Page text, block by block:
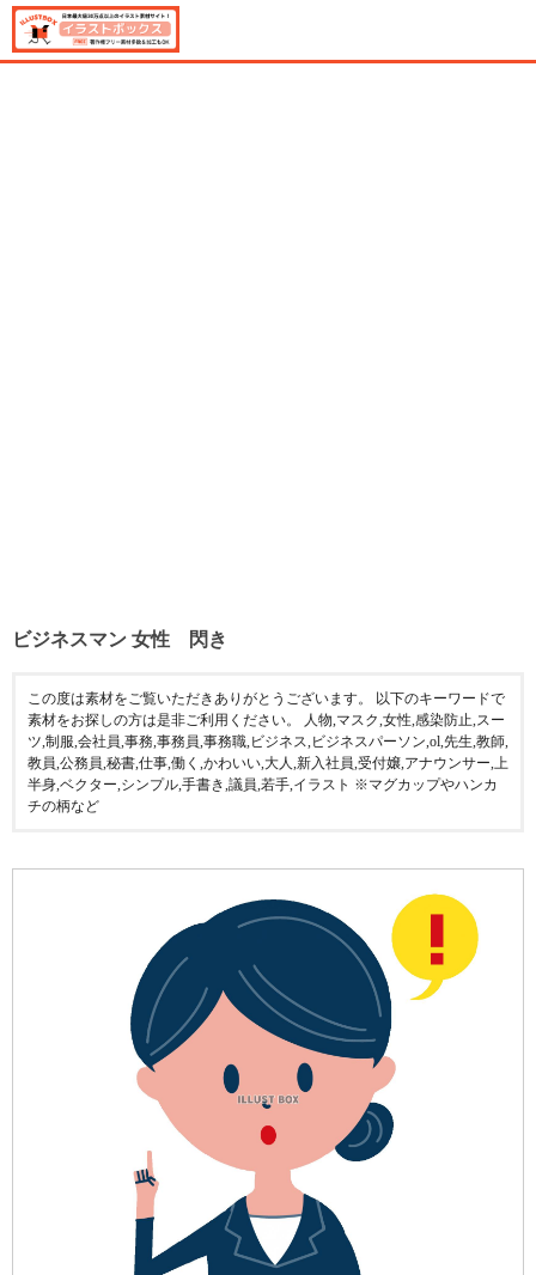
ビジネスマン 女性 閃き
この度は素材をご覧いただきありがとうございます。 以下のキーワードで
素材をお探しの方は是非ご利用ください。 人物,マスク,女性,感染防止,スー
ツ,制服,会社員,事務,事務員,事務職,ビジネス,ビジネスパーソン,ol,先生,教師,
教員,公務員,秘書,仕事,働く,かわいい,大人,新入社員,受付嬢,アナウンサー,上
半身,ベクター,シンプル,手書き,議員,若手,イラスト ※マグカップやハンカ
チの柄など